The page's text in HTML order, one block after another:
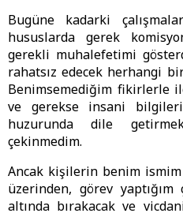
Bugüne kadarki
hususlarda gerek
gerekli muhalefetimi
rahatsız edecek herhangi
Benimsemediğim fikirlerle
ve gerekse insani
huzurunda dile
çekinmedim.
Ancak kişilerin benim
üzerinden, görev yaptığım
altında bırakacak ve